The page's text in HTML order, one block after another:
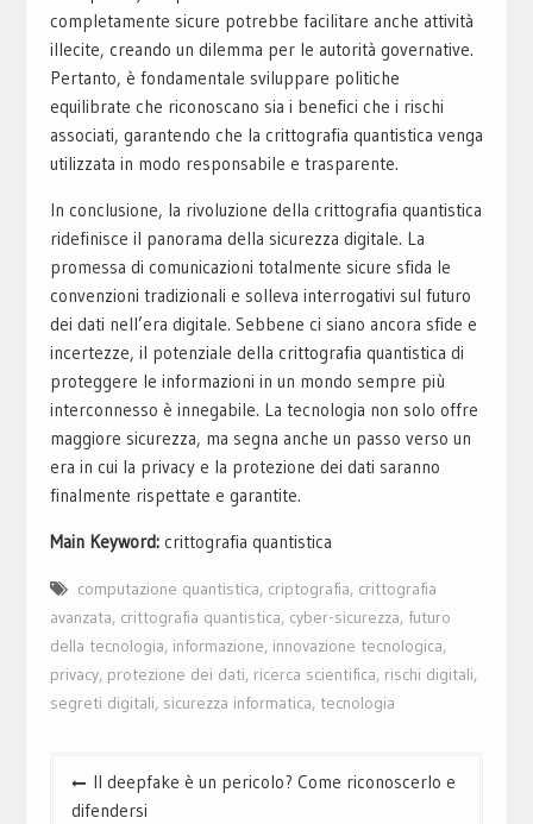
completamente sicure potrebbe facilitare anche attività
illecite, creando un dilemma per le autorità governative.
Pertanto, è fondamentale sviluppare politiche
equilibrate che riconoscano sia i benefici che i rischi
associati, garantendo che la crittografia quantistica venga
utilizzata in modo responsabile e trasparente.
In conclusione, la rivoluzione della crittografia quantistica
ridefinisce il panorama della sicurezza digitale. La
promessa di comunicazioni totalmente sicure sfida le
convenzioni tradizionali e solleva interrogativi sul futuro
dei dati nell’era digitale. Sebbene ci siano ancora sfide e
incertezze, il potenziale della crittografia quantistica di
proteggere le informazioni in un mondo sempre più
interconnesso è innegabile. La tecnologia non solo offre
maggiore sicurezza, ma segna anche un passo verso un
era in cui la privacy e la protezione dei dati saranno
finalmente rispettate e garantite.
Main Keyword:crittografia quantistica
computazione quantistica, criptografia, crittografia
avanzata, crittografia quantistica, cyber-sicurezza, futuro
della tecnologia, informazione, innovazione tecnologica,
privacy, protezione dei dati, ricerca scientifica, rischi digitali,
segreti digitali, sicurezza informatica, tecnologia
Navigazione
articoli
Il deepfake è un pericolo? Come riconoscerlo e
difendersi